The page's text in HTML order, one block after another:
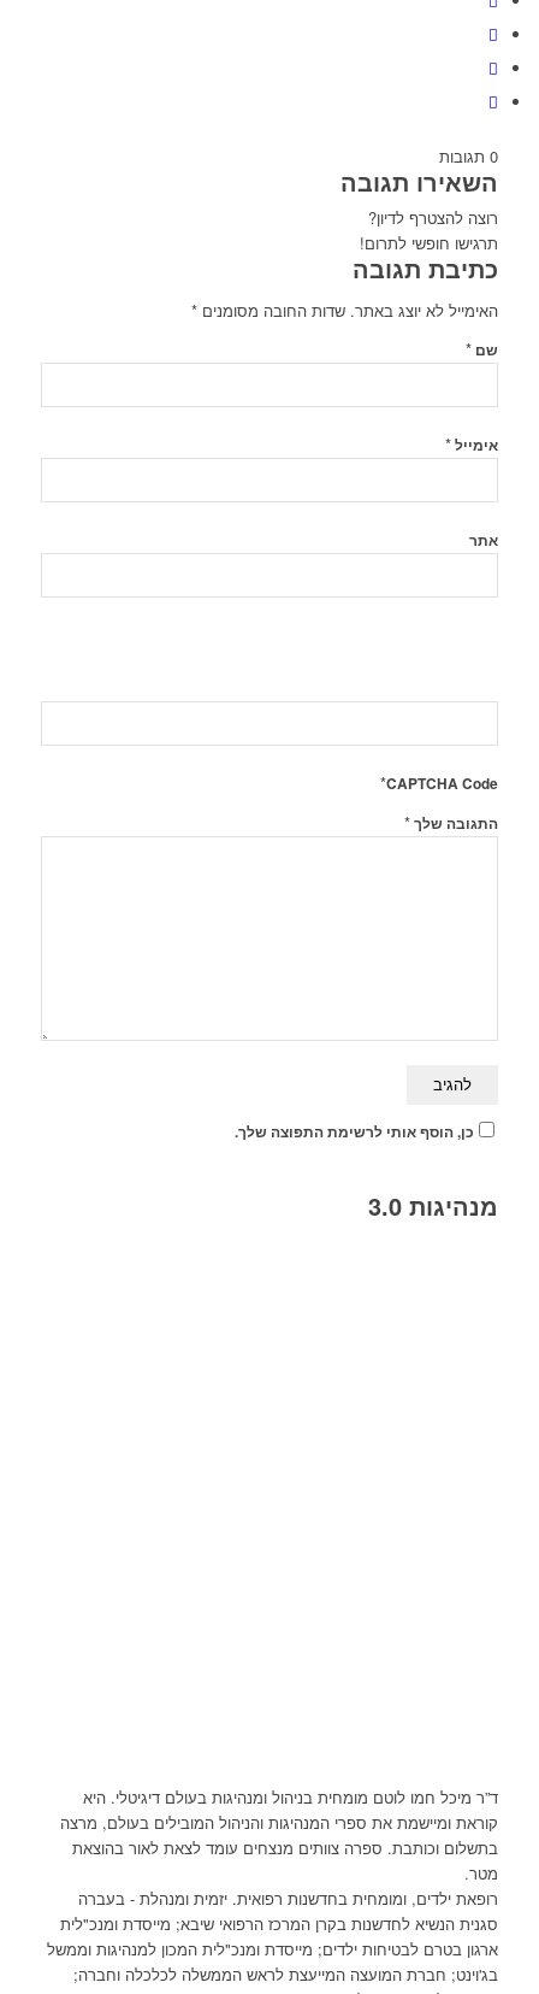
0 תגובות
השאירו תגובה
רוצה להצטרף לדיון?
תרגישו חופשי לתרום!
כתיבת תגובה
האימייל לא יוצג באתר. שדות החובה מסומנים *
שם *
אימייל*
אתר
CAPTCHA Code
*
התגובה שלך*
כן, הוסף אותי לרשימת התפוצה שלך.
מנהיגות 3.0
ד”ר מיכל חמו לוטם מומחית בניהול ומנהיגות בעולם דיגיטלי. היא
קוראת ומיישמת את ספרי המנהיגות והניהול המובילים בעולם, מרצה
בתשלום וכותבת. ספרה צוותים מנצחים עומד לצאת לאור בהוצאת
מטר.
רופאת ילדים, ומומחית בחדשנות רפואית. יזמית ומנהלת - בעברה
סגנית הנשיא לחדשנות בקרן המרכז הרפואי שיבא; מייסדת ומנכ"לית
ארגון בטרם לבטיחות ילדים; מייסדת ומנכ"לית המכון למנהיגות וממשל
בג'וינט; חברת המועצה המייעצת לראש הממשלה לכלכלה וחברה;